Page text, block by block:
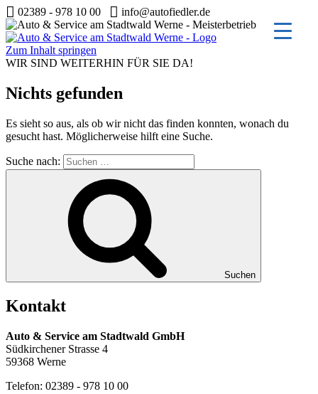
02389 - 978 10 00 info@autofiedler.de
Zum Inhalt springen
WIR SIND WEITERHIN FÜR SIE DA!
Nichts gefunden
Es sieht so aus, als ob wir nicht das finden konnten, wonach du
gesucht hast. Möglicherweise hilft eine Suche.
Suche nach:
Suchen
Kontakt
Auto & Service am Stadtwald GmbH
Südkirchener Strasse 4
59368 Werne
Telefon: 02389 - 978 10 00